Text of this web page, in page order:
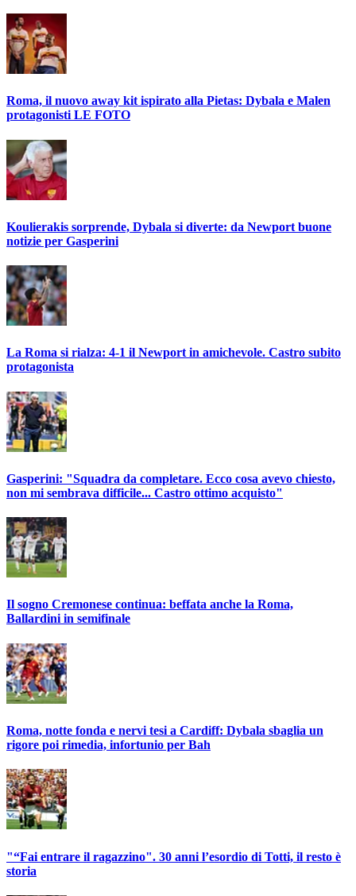
Roma, il nuovo away kit ispirato alla Pietas: Dybala e Malen
protagonisti LE FOTO
Koulierakis sorprende, Dybala si diverte: da Newport buone
notizie per Gasperini
La Roma si rialza: 4-1 il Newport in amichevole. Castro subito
protagonista
Gasperini: "Squadra da completare. Ecco cosa avevo chiesto,
non mi sembrava difficile... Castro ottimo acquisto"
Il sogno Cremonese continua: beffata anche la Roma,
Ballardini in semifinale
Roma, notte fonda e nervi tesi a Cardiff: Dybala sbaglia un
rigore poi rimedia, infortunio per Bah
"“Fai entrare il ragazzino". 30 anni l’esordio di Totti, il resto è
storia